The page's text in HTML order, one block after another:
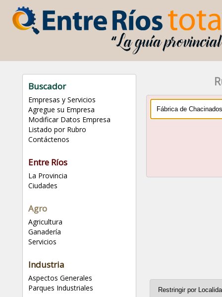
Buscador
Empresas y Servicios
Agregue su Empresa
Modificar Datos Empresa
Listado por Rubro
Contáctenos
Entre Ríos
La Provincia
Ciudades
Agro
Agricultura
Ganadería
Servicios
Industria
Aspectos Generales
Parques Industriales